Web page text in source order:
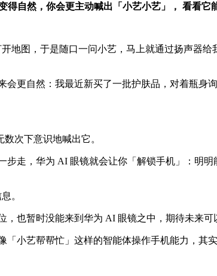
自然，你会更主动喊出「小艺小艺」， 看看它
地图，于是随口一问小艺，马上就通过扬声器
更自然：我最近新买了一批护肤品，对着瓶身
次下意识地喊出它。
走，华为 AI 眼镜就会让你「解锁手机」：明
。
也暂时没能来到华为 AI 眼镜之中，期待未来可
小艺帮帮忙」这样的智能体操作手机能力，其